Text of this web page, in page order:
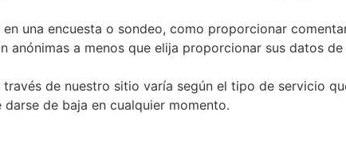
una encuesta o sondeo, como proporcionar
anónimas a menos que elija proporcionar sus datos
de nuestro sitio varía según el tipo de servicio
de baja en cualquier momento.